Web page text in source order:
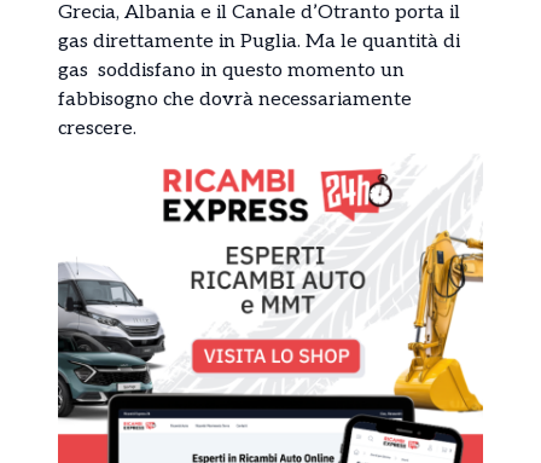
Grecia, Albania e il Canale d’Otranto porta il
gas direttamente in Puglia. Ma le quantità di
gas soddisfano in questo momento un
fabbisogno che dovrà necessariamente
crescere.